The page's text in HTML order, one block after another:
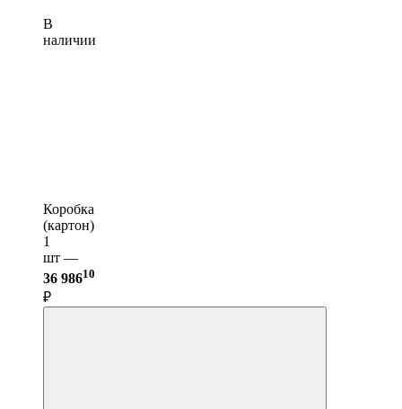
В
наличии
Коробка
(картон)
1
шт —
36 98610
₽